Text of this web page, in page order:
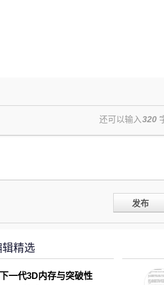
还可以输入320
发布
辑精选
一代3D内存与突破性